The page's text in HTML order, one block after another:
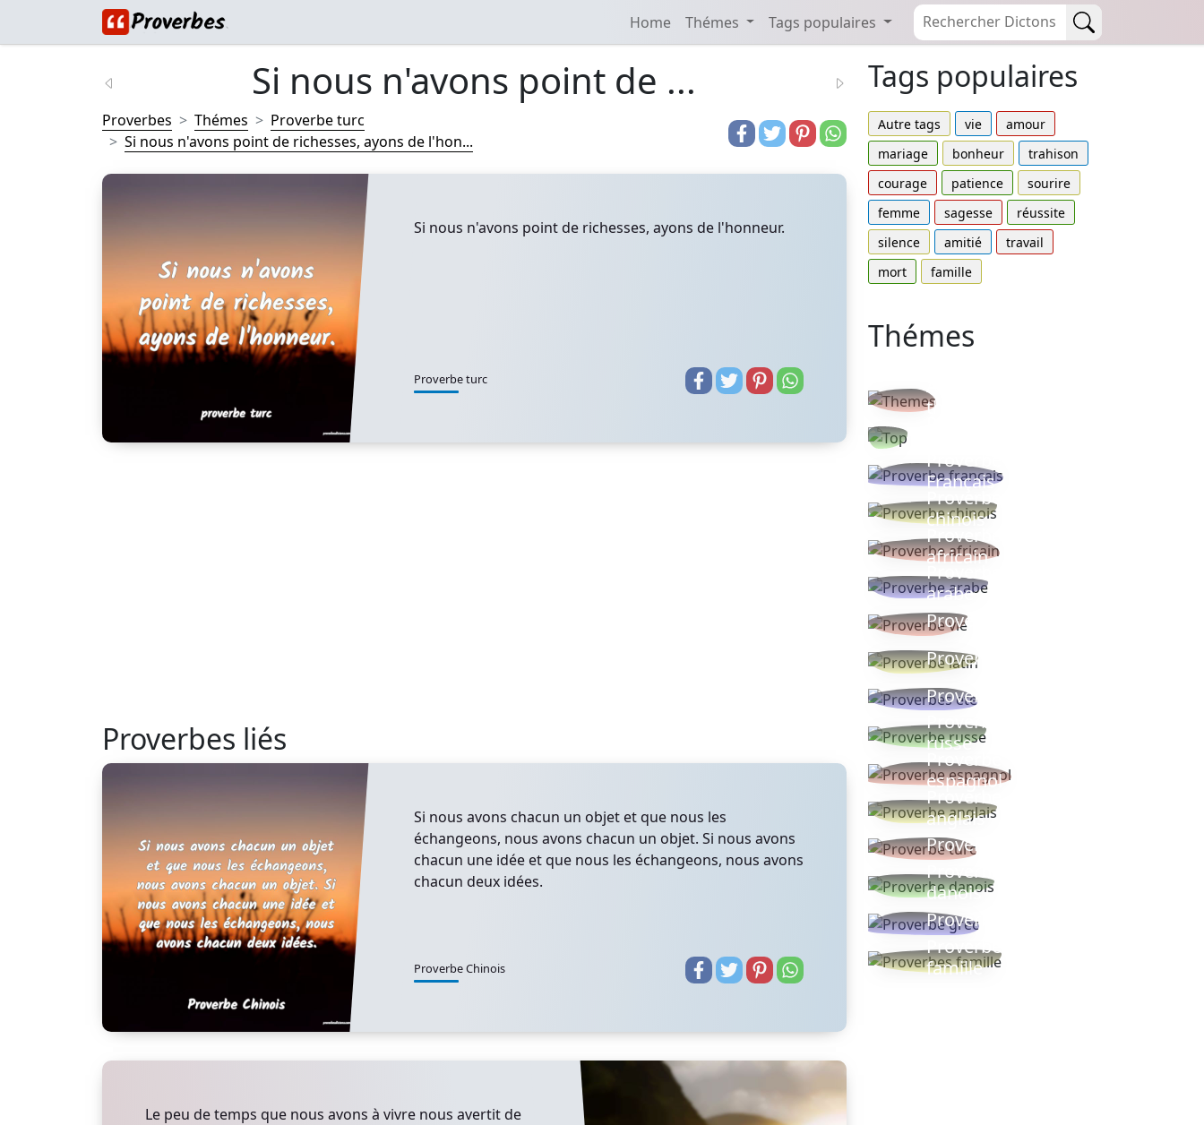
Home Thémes Tags populaires
Si nous n'avons point de ...
Proverbes Thémes
Proverbe turc
Si nous n'avons point de richesses, ayons de l'hon...
Si nous n'avons point de richesses, ayons de l'honneur.
Proverbe turc
Proverbes liés
Si nous avons chacun un objet et que nous les
échangeons, nous avons chacun un objet. Si nous avons
chacun une idée et que nous les échangeons, nous avons
chacun deux idées.
Proverbe Chinois
Le peu de temps que nous avons à vivre nous avertit de
Tags populaires
Autre tags vie
amour
mariage
bonheur
trahison
courage
patience
sourire
femme
sagesse
réussite
silence
amitié
travail
mort
famille
Thémes
thèmes
Proverbe
Français
Proverbe
chinois
Proverbe
africain
Proverbe
arabe
Proverbe vie
Proverbe latin
Proverbes ete
Proverbe
russe
Proverbe
espagnol
Proverbe
anglais
Proverbe turc
Proverbe
danois
Proverbe grec
Proverbes
famille